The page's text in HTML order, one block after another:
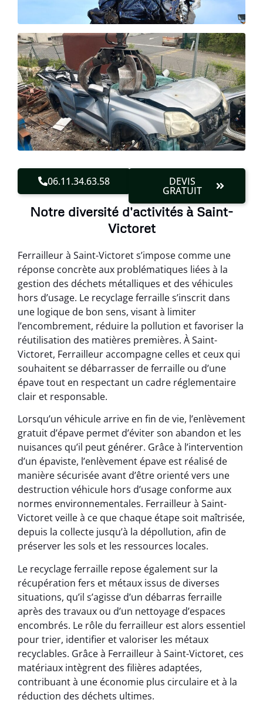
06.11.34.63.58 DEVIS
GRATUIT
Notre diversité d'activités à Saint-
Victoret
Ferrailleur à Saint-Victoret s’impose comme une
réponse concrète aux problématiques liées à la
gestion des déchets métalliques et des véhicules
hors d’usage. Le recyclage ferraille s’inscrit dans
une logique de bon sens, visant à limiter
l’encombrement, réduire la pollution et favoriser la
réutilisation des matières premières. À Saint-
Victoret, Ferrailleur accompagne celles et ceux qui
souhaitent se débarrasser de ferraille ou d’une
épave tout en respectant un cadre réglementaire
clair et responsable.
Lorsqu’un véhicule arrive en fin de vie, l’enlèvement
gratuit d’épave permet d’éviter son abandon et les
nuisances qu’il peut générer. Grâce à l’intervention
d’un épaviste, l’enlèvement épave est réalisé de
manière sécurisée avant d’être orienté vers une
destruction véhicule hors d’usage conforme aux
normes environnementales. Ferrailleur à Saint-
Victoret veille à ce que chaque étape soit maîtrisée,
depuis la collecte jusqu’à la dépollution, afin de
préserver les sols et les ressources locales.
Le recyclage ferraille repose également sur la
récupération fers et métaux issus de diverses
situations, qu’il s’agisse d’un débarras ferraille
après des travaux ou d’un nettoyage d’espaces
encombrés. Le rôle du ferrailleur est alors essentiel
pour trier, identifier et valoriser les métaux
recyclables. Grâce à Ferrailleur à Saint-Victoret, ces
matériaux intègrent des filières adaptées,
contribuant à une économie plus circulaire et à la
réduction des déchets ultimes.